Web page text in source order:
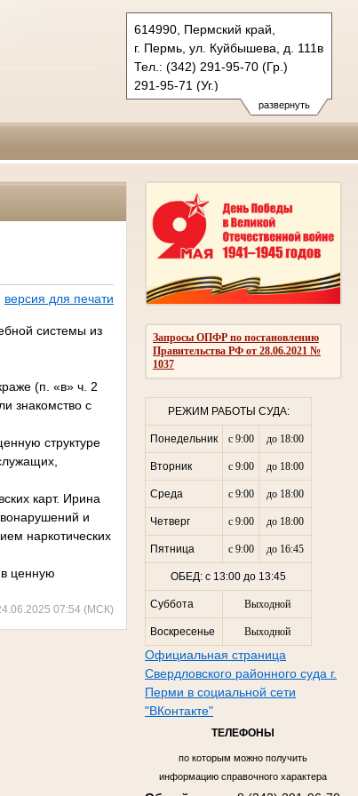
развернуть
614990, Пермский край,
г. Пермь, ул. Куйбышева, д. 111в
Тел.: (342) 291-95-70 (Гр.)
291-95-71 (Уг.)
291-95-73 (Коап.)
sverdlovsky.perm@sudrf.ru
Запросы ОПФР по постановлению
Правительства РФ от 28.06.2021 №
1037
РЕЖИМ РАБОТЫ СУДА:
Понедельник с 9:00 до 18:00
Вторник с 9:00 до 18:00
Среда с 9:00 до 18:00
Четверг с 9:00 до 18:00
Пятница с 9:00 до 16:45
ОБЕД: с 13:00 до 13:45
Суббота Выходной
Воскресенье Выходной
Официальная страница
Свердловского районного суда г.
Перми в социальной сети
"ВКонтакте"
ТЕЛЕФОНЫ
по которым можно получить
информацию справочного характера
версия для печати
системы из
(п. «в» ч. 2
знакомство с
структуре
карт. Ирина
и
наркотических
ценную
07:54 (МСК)